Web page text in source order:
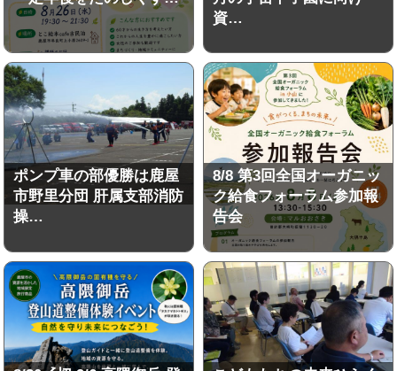
資…
ポンプ車の部優勝は鹿屋
市野里分団 肝属支部消防
操…
8/8 第3回全国オーガニッ
ク給食フォーラム参加報
告会